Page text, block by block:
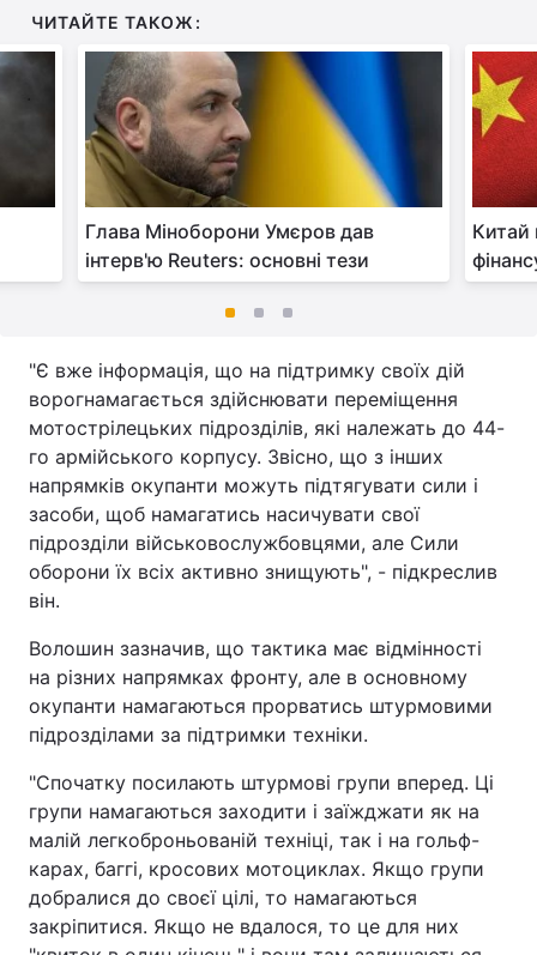
ЧИТАЙТЕ ТАКОЖ:
Глава Міноборони Умєров дав
інтерв'ю Reuters: основні тези
Китай
"Є вже інформація, що на підтримку своїх дій
ворогнамагається здійснювати переміщення
мотострілецьких підрозділів, які належать до 44-
го армійського корпусу. Звісно, що з інших
напрямків окупанти можуть підтягувати сили і
засоби, щоб намагатись насичувати свої
підрозділи військовослужбовцями, але Сили
оборони їх всіх активно знищують", - підкреслив
він.
Волошин зазначив, що тактика має відмінності
на різних напрямках фронту, але в основному
окупанти намагаються прорватись штурмовими
підрозділами за підтримки техніки.
"Спочатку посилають штурмові групи вперед. Ці
групи намагаються заходити і заїжджати як на
малій легкоброньованій техніці, так і на гольф-
карах, баггі, кросових мотоциклах. Якщо групи
добралися до своєї цілі, то намагаються
закріпитися. Якщо не вдалося, то це для них